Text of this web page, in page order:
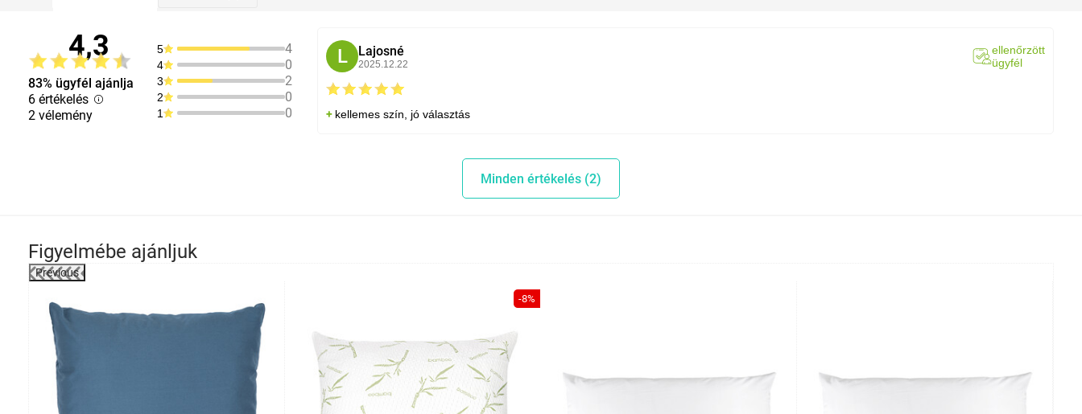
4,3
83% ügyfél ajánlja
6 értékelés
2 vélemény
5 4
4 0
3 2
2 0
1 0
L Lajosné
2025.12.22
ellenőrzött
ügyfél
kellemes szín, jó választás
Minden értékelés (2)
Figyelmébe ajánljuk
Previous
-8%